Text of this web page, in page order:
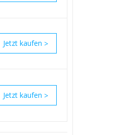
>
>